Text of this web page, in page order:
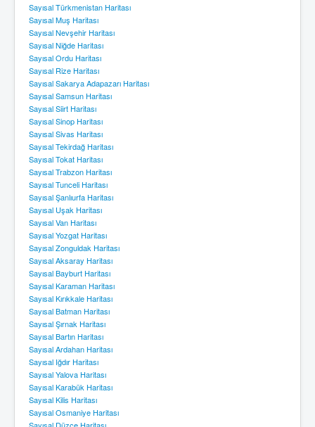
Sayısal Türkmenistan Haritası
Sayısal Muş Haritası
Sayısal Nevşehir Haritası
Sayısal Niğde Haritası
Sayısal Ordu Haritası
Sayısal Rize Haritası
Sayısal Sakarya Adapazarı Haritası
Sayısal Samsun Haritası
Sayısal Siirt Haritası
Sayısal Sinop Haritası
Sayısal Sivas Haritası
Sayısal Tekirdağ Haritası
Sayısal Tokat Haritası
Sayısal Trabzon Haritası
Sayısal Tunceli Haritası
Sayısal Şanlıurfa Haritası
Sayısal Uşak Haritası
Sayısal Van Haritası
Sayısal Yozgat Haritası
Sayısal Zonguldak Haritası
Sayısal Aksaray Haritası
Sayısal Bayburt Haritası
Sayısal Karaman Haritası
Sayısal Kırıkkale Haritası
Sayısal Batman Haritası
Sayısal Şırnak Haritası
Sayısal Bartın Haritası
Sayısal Ardahan Haritası
Sayısal Iğdır Haritası
Sayısal Yalova Haritası
Sayısal Karabük Haritası
Sayısal Kilis Haritası
Sayısal Osmaniye Haritası
Sayısal Düzce Haritası